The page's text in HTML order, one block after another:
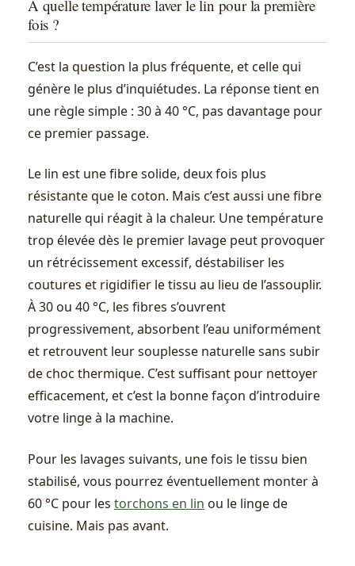
À quelle température laver le lin pour la première
fois ?
C’est la question la plus fréquente, et celle qui
génère le plus d’inquiétudes. La réponse tient en
une règle simple : 30 à 40 °C, pas davantage pour
ce premier passage.
Le lin est une fibre solide, deux fois plus
résistante que le coton. Mais c’est aussi une fibre
naturelle qui réagit à la chaleur. Une température
trop élevée dès le premier lavage peut provoquer
un rétrécissement excessif, déstabiliser les
coutures et rigidifier le tissu au lieu de l’assouplir.
À 30 ou 40 °C, les fibres s’ouvrent
progressivement, absorbent l’eau uniformément
et retrouvent leur souplesse naturelle sans subir
de choc thermique. C’est suffisant pour nettoyer
efficacement, et c’est la bonne façon d’introduire
votre linge à la machine.
Pour les lavages suivants, une fois le tissu bien
stabilisé, vous pourrez éventuellement monter à
60 °C pour les torchons en lin ou le linge de
cuisine. Mais pas avant.